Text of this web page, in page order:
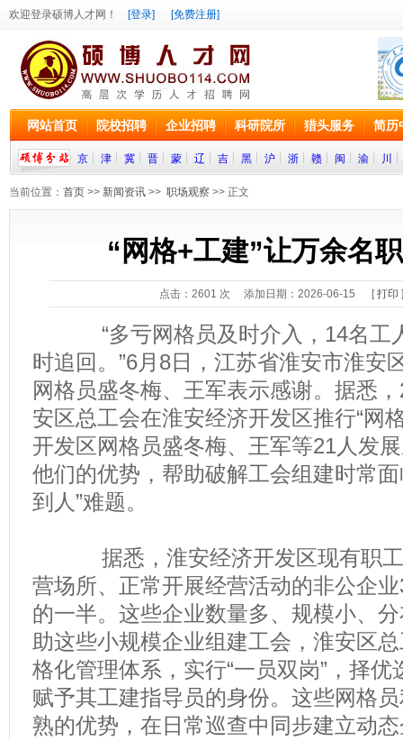
欢迎登录硕博人才网！ [登录] [免费注册]
网站首页 院校招聘 企业招聘 科研院所 猎头服务 简历
京 津 冀 晋 蒙 辽 吉 黑 沪 浙 赣 闽 渝 川
当前位置： 首页 >> 新闻资讯 >> 职场观察 >> 正文
“网格+工建”让万余名
点击： 2601 次 添加日期：2026-06-15 [打印
“多亏网格员及时介入，14名工人
时追回。”6月8日，江苏省淮安市淮安
网格员盛冬梅、王军表示感谢。据悉
安区总工会在淮安经济开发区推行“网
开发区网格员盛冬梅、王军等21人发
他们的优势，帮助破解工会组建时常
到人”难题。
据悉，淮安经济开发区现有职工
营场所、正常开展经营活动的非公企
的一半。这些企业数量多、规模小、
助这些小规模企业组建工会，淮安区
格化管理体系，实行“一员双岗”，择
赋予其工建指导员的身份。这些网格
熟的优势，在日常巡查中同步建立动